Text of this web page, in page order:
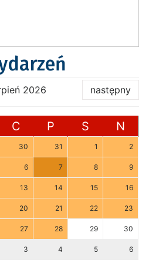
2026 następny
C P S N
30 31 1 2
6 7 8 9
13 14 15 16
20 21 22 23
27 28 29 30
3 4 5 6